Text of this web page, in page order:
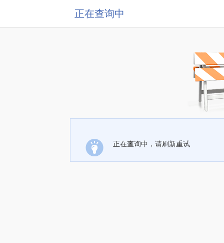
正在查询中
正在查询中，请刷新重试